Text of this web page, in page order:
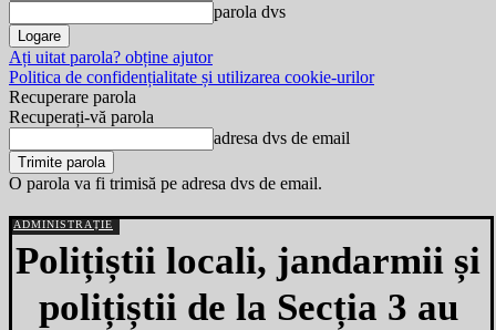
parola dvs
Ați uitat parola? obține ajutor
Politica de confidențialitate și utilizarea cookie-urilor
Recuperare parola
Recuperați-vă parola
adresa dvs de email
O parola va fi trimisă pe adresa dvs de email.
ADMINISTRAȚIE
Polițiștii locali, jandarmii și
polițiștii de la Secția 3 au